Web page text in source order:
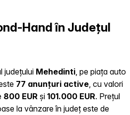
Hand în Județul
județului Mehedinti , pe piața auto
77 anunțuri active , cu valori
800 EUR și 101.000 EUR. Prețul
la vânzare în județ este de